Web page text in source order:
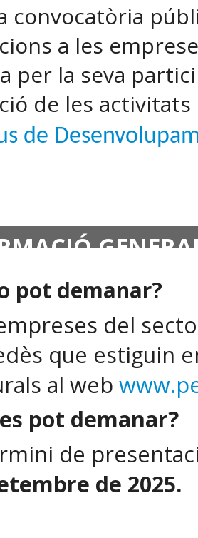
convocatòria
a les
per la seva
de les
de
pot demanar?
del
que estiguin
al web
pot demanar?
de
de 2025.